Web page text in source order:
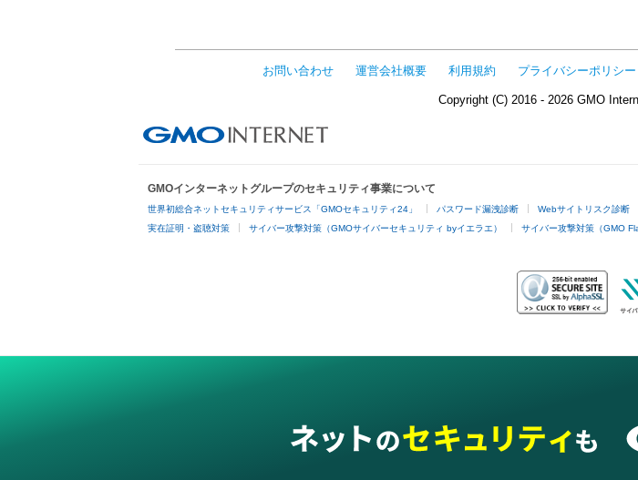
お問い合わせ 運営会社概要 利用規約 プライバシーポリシー
Copyright (C) 2016 - 2026 GMO
GMOインターネットグループのセキュリティ事業について
世界初総合ネットセキュリティサービス「GMOセキュリティ24」 パスワード漏洩診断 Webサイトリスク診断
実在証明・盗聴対策 サイバー攻撃対策（GMOサイバーセキュリティ byイエラエ） サイバー攻撃対策（GMO